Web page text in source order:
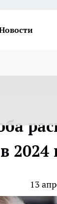
2024
13